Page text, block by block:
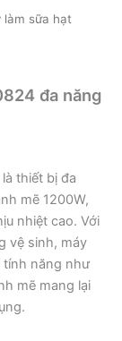
làm sữa hạt
đa năng
thiết bị đa
mẽ 1200W,
nhiệt cao. Với
vệ sinh, máy
tính năng như
mẽ mang lại